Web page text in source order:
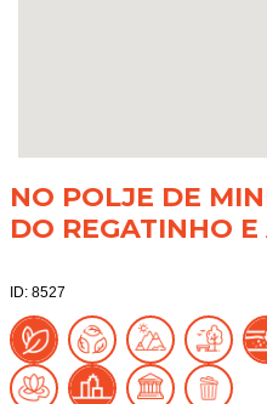
NO POLJE DE
DO REGATINHO
ID: 8527